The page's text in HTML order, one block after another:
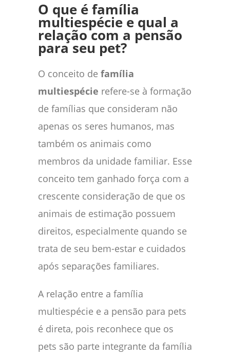
O que é família
multiespécie e qual a
relação com a pensão
para seu pet?
O conceito de família
multiespécie refere-se à formação
de famílias que consideram não
apenas os seres humanos, mas
também os animais como
membros da unidade familiar. Esse
conceito tem ganhado força com a
crescente consideração de que os
animais de estimação possuem
direitos, especialmente quando se
trata de seu bem-estar e cuidados
após separações familiares.
A relação entre a família
multiespécie e a pensão para pets
é direta, pois reconhece que os
pets são parte integrante da família